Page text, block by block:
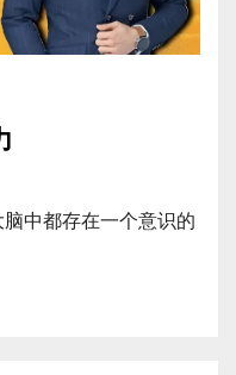
中都存在一个意识的